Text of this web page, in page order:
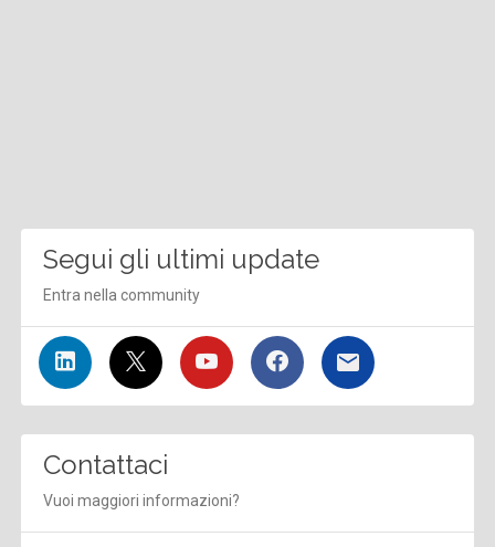
Segui gli ultimi update
Entra nella community
Contattaci
Vuoi maggiori informazioni?